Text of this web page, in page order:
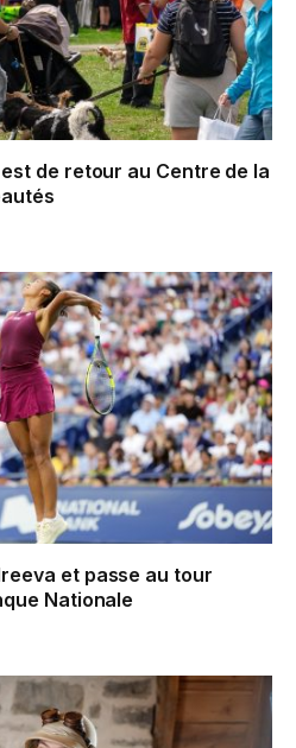
de retour au Centre de la
et passe au tour
Nationale